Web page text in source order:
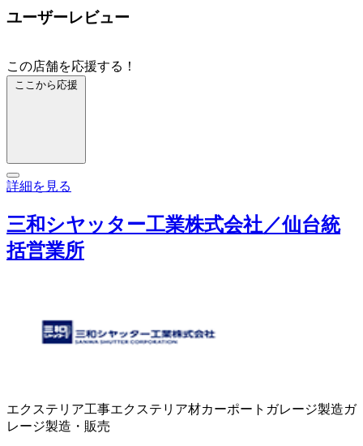
ユーザーレビュー
この店舗を応援する！
ここから応援
詳細を見る
三和シヤッター工業株式会社／仙台統
括営業所
エクステリア工事エクステリア材カーポート ガレージ製造ガ
レージ製造・販売